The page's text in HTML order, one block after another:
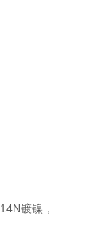
镀镍，